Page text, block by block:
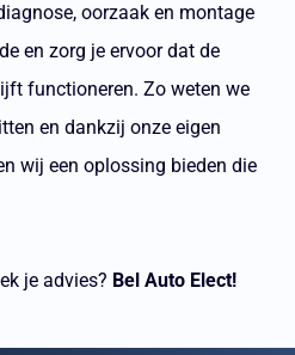
oorzaak en montage
en zorg je ervoor dat de
functioneren. Zo weten we
en dankzij onze eigen
wij een oplossing bieden die
je advies? Bel Auto Elect!